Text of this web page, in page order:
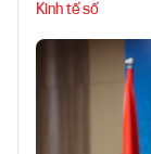
Kinh tế số